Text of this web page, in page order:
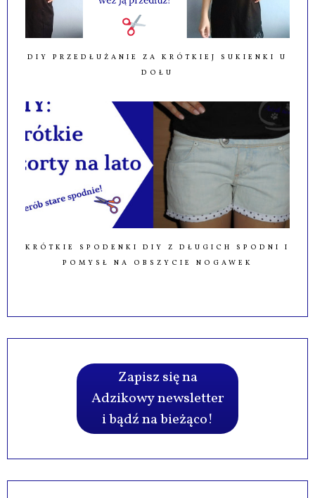
DIY PRZEDŁUŻANIE ZA KRÓTKIEJ SUKIENKI U
DOŁU
KRÓTKIE SPODENKI DIY Z DŁUGICH SPODNI I
POMYSŁ NA OBSZYCIE NOGAWEK
Zapisz się na
Adzikowy newsletter
i bądź na bieżąco!